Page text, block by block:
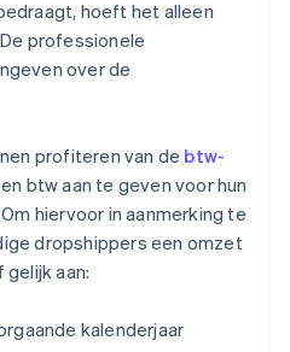
hoeft het alleen
professionele
over de
profiteren van de btw-
btw aan te geven voor hun
hiervoor in aanmerking te
dropshippers een omzet
aan:
kalenderjaar